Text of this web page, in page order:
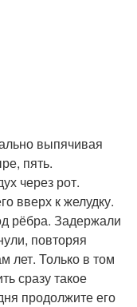
выпячивая
пять.
через рот.
вверх к желудку.
рёбра. Задержали
повторяя
лет. Только в том
сразу такое
продолжите его